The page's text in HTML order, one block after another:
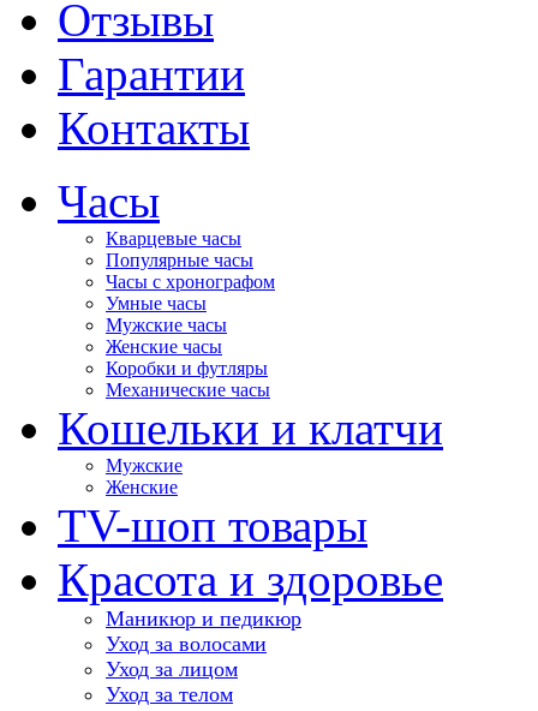
Отзывы
Гарантии
Контакты
Часы
Кварцевые часы
Популярные часы
Часы с хронографом
Умные часы
Мужские часы
Женские часы
Коробки и футляры
Механические часы
Кошельки и клатчи
Мужские
Женские
TV-шоп товары
Красота и здоровье
Маникюр и педикюр
Уход за волосами
Уход за лицом
Уход за телом